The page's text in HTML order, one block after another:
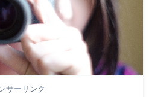
サーリンク